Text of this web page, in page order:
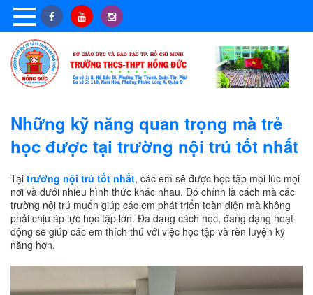
Những kỹ năng quan trọng mà trẻ
học được tại trường nội trú tốt nhất
Tại trường nội trú tốt nhất, các em sẽ được học tập mọi lúc mọi
nơi và dưới nhiều hình thức khác nhau. Đó chính là cách mà các
trường nội trú muốn giúp các em phát triển toàn diện mà không
phải chịu áp lực học tập lớn. Đa dạng cách học, đang dạng hoạt
động sẽ giúp các em thích thú với việc học tập và rèn luyện kỹ
năng hơn.